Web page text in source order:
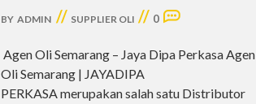
BY ADMIN // SUPPLIER OLI // 0
Agen Oli Semarang – Jaya Dipa Perkasa Agen
Oli Semarang | JAYADIPA
PERKASA merupakan salah satu Distributor